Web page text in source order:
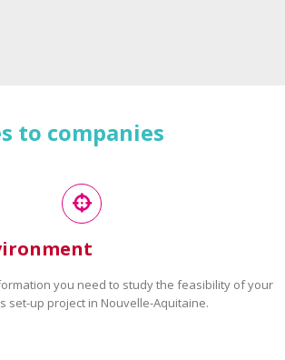
to companies
you need to study the feasibility of your
set-up project in Nouvelle-Aquitaine.